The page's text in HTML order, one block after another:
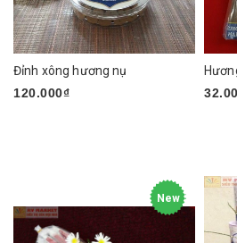
Đỉnh xông hương nụ
120.000₫
New